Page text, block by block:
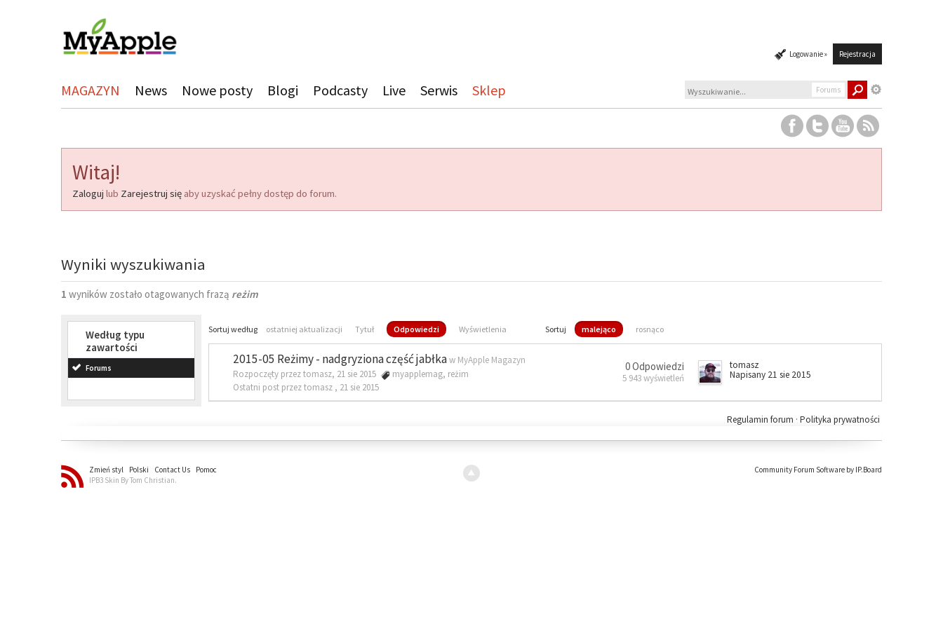
Logowanie » Rejestracja
MAGAZYN News Nowe posty Blogi Podcasty Live Serwis Sklep Forums
Witaj!
Zaloguj lub Zarejestruj się aby uzyskać pełny dostęp do forum.
Wyniki wyszukiwania
1 wyników zostało otagowanych frazą reżim
Według typu
zawartości
Forums
Sortuj według ostatniej aktualizacji Tytuł Odpowiedzi Wyświetlenia Sortuj malejąco rosnąco
2015-05 Reżimy - nadgryziona część jabłkaw MyApple Magazyn
Rozpoczęty przez tomasz, 21 sie 2015
myapplemag, reżim
Ostatni post przez tomasz , 21 sie 2015
0 Odpowiedzi
5 943 wyświetleń
tomasz
Napisany 21 sie 2015
Polityka prywatności
Regulamin forum ·
Zmień styl Polski Contact Us
Pomoc
IPB3 Skin By Tom Christian.
Community Forum Software by IP.Board